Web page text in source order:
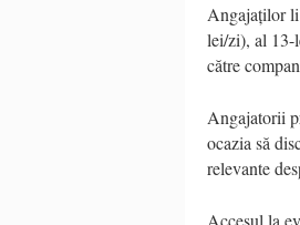
Angajaților li
lei/zi), al 13-
către
Angajatorii
ocazia să
relevante
Accesul la